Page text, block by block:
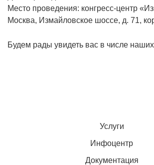
Место проведения: конгресс-центр
Москва, Измайловское шоссе, д. 71,
Будем рады увидеть вас в числе наших
Услуги
Инфоцентр
Документация